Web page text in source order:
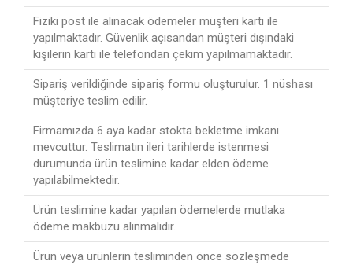
Fiziki post ile alınacak ödemeler müşteri kartı ile
yapılmaktadır. Güvenlik açısandan müşteri dışındaki
kişilerin kartı ile telefondan çekim yapılmamaktadır.
Sipariş verildiğinde sipariş formu oluşturulur. 1 nüshası
müşteriye teslim edilir.
Firmamızda 6 aya kadar stokta bekletme imkanı
mevcuttur. Teslimatın ileri tarihlerde istenmesi
durumunda ürün teslimine kadar elden ödeme
yapılabilmektedir.
Ürün teslimine kadar yapılan ödemelerde mutlaka
ödeme makbuzu alınmalıdır.
Ürün veya ürünlerin tesliminden önce sözleşmede